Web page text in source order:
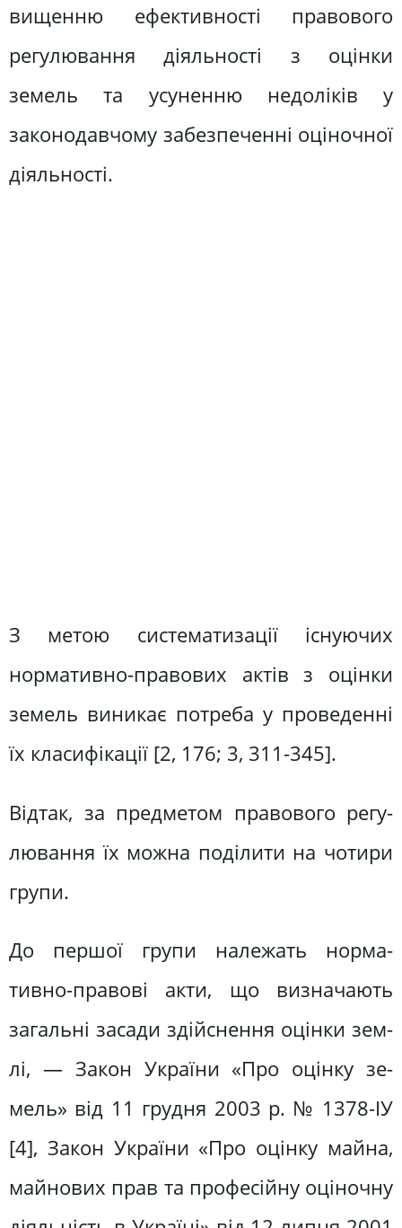
вищенню ефективності правового
регулювання діяльності з оцінки
земель та усуненню недоліків у
законодавчому забезпеченні оціночної
діяльності.
З метою систематизації існуючих
нормативно-правових актів з оцінки
земель виникає потреба у проведенні
їх класифікації [2, 176; 3, 311-345].
Відтак, за предметом правового регу­
лювання їх можна поділити на чотири
групи.
До першої групи належать норма­
тивно-правові акти, що визначають
загальні засади здійснення оцінки зем­
лі, — Закон України «Про оцінку зе­
мель» від 11 грудня 2003 р. № 1378-ІУ
[4], Закон України «Про оцінку майна,
майнових прав та професійну оціноч­ну